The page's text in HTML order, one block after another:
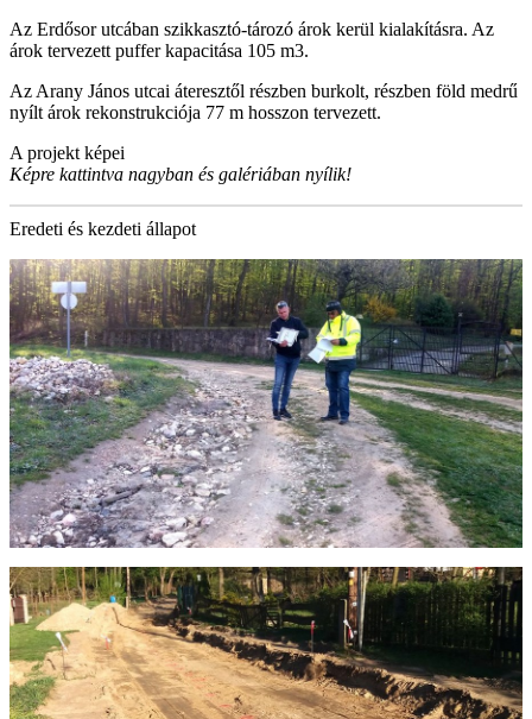
Az Erdősor utcában szikkasztó-tározó árok kerül kialakításra. Az
árok tervezett puffer kapacitása 105 m3.
Az Arany János utcai áteresztől részben burkolt, részben föld medrű
nyílt árok rekonstrukciója 77 m hosszon tervezett.
A projekt képei
Képre kattintva nagyban és galériában nyílik!
Eredeti és kezdeti állapot